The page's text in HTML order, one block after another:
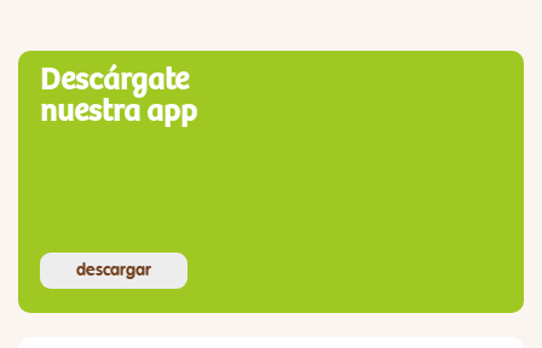
Descárgate
nuestra app
descargar